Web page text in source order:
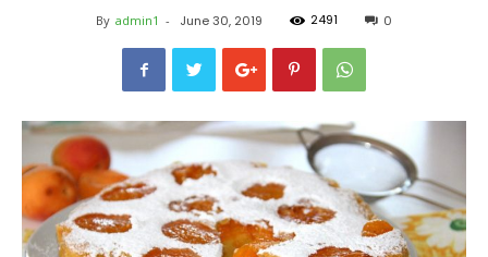
By admin1 - June 30, 2019 2491 0